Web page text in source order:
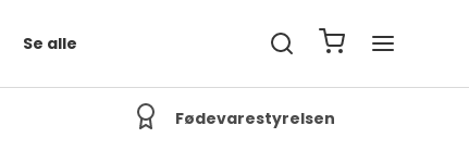
Se alle
Fødevarestyrelsen